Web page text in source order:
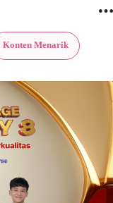
Konten Menarik